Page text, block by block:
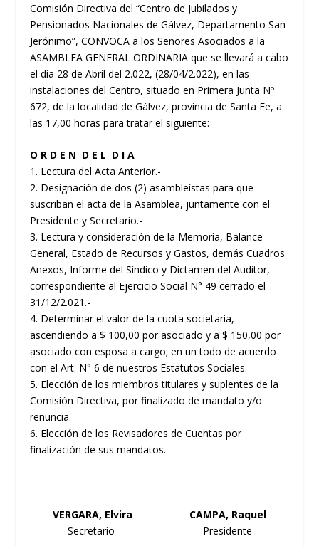
Comisión Directiva del “Centro de Jubilados y
Pensionados Nacionales de Gálvez, Departamento San
Jerónimo”, CONVOCA a los Señores Asociados a la
ASAMBLEA GENERAL ORDINARIA que se llevará a cabo
el día 28 de Abril del 2.022, (28/04/2.022), en las
instalaciones del Centro, situado en Primera Junta Nº
672, de la localidad de Gálvez, provincia de Santa Fe, a
las 17,00 horas para tratar el siguiente:
O R D E N D E L D I A
1. Lectura del Acta Anterior.-
2. Designación de dos (2) asambleístas para que
suscriban el acta de la Asamblea, juntamente con el
Presidente y Secretario.-
3. Lectura y consideración de la Memoria, Balance
General, Estado de Recursos y Gastos, demás Cuadros
Anexos, Informe del Síndico y Dictamen del Auditor,
correspondiente al Ejercicio Social N° 49 cerrado el
31/12/2.021.-
4. Determinar el valor de la cuota societaria,
ascendiendo a $ 100,00 por asociado y a $ 150,00 por
asociado con esposa a cargo; en un todo de acuerdo
con el Art. N° 6 de nuestros Estatutos Sociales.-
5. Elección de los miembros titulares y suplentes de la
Comisión Directiva, por finalizado de mandato y/o
renuncia.
6. Elección de los Revisadores de Cuentas por
finalización de sus mandatos.-
VERGARA, Elvira CAMPA, Raquel
Secretario Presidente